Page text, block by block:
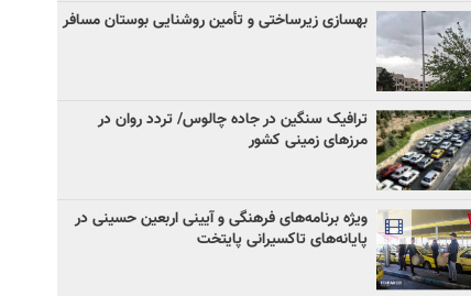
بهسازی زیرساختی و تأمین روشنایی بوستان مسافر
ترافیک سنگین در جاده چالوس/ تردد روان در
مرزهای زمینی کشور
ویژه برنامه‌های فرهنگی و آیینی اربعین حسینی در
پایانه‌های تاکسیرانی پایتخت